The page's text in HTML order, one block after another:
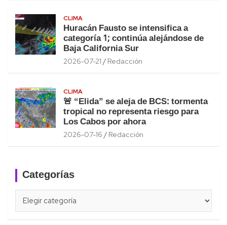
CLIMA
Huracán Fausto se intensifica a
categoría 1; continúa alejándose de
Baja California Sur
2026-07-21 Redacción
CLIMA
🚨 “Elida” se aleja de BCS: tormenta
tropical no representa riesgo para
Los Cabos por ahora
2026-07-16 Redacción
Categorías